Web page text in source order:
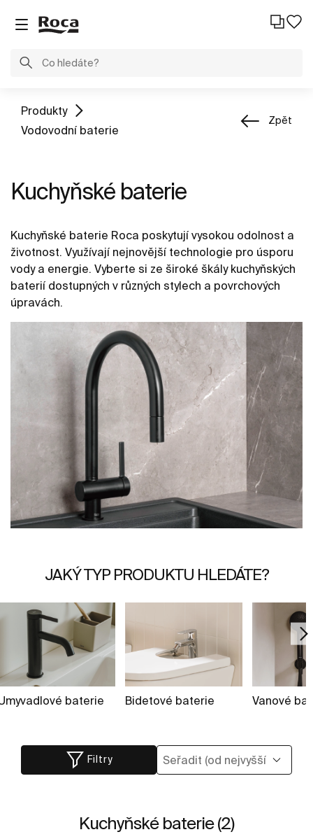
Produkty
Vodovodní baterie
Zpět
Kuchyňské baterie
Kuchyňské baterie Roca poskytují vysokou odolnost a
životnost. Využívají nejnovější technologie pro úsporu
vody a energie. Vyberte si ze široké škály kuchyňských
baterií dostupných v různých stylech a povrchových
úpravách.
JAKÝ TYP PRODUKTU HLEDÁTE?
baterie Bidetové baterie Vanové
Filtry
Kuchyňské baterie (2)